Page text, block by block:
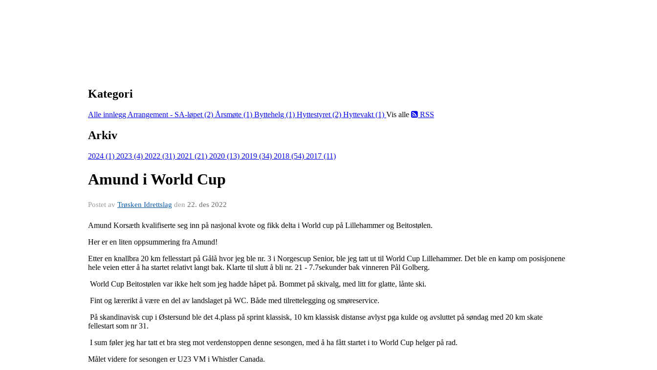
Kategori
Alle innlegg Arrangement - SA-løpet (2) Årsmøte (1) Byttehelg (1) Hyttestyret (2) Hyttevakt (1) Vis alle RSS
Arkiv
2024 (1) 2023 (4) 2022 (31) 2021 (21) 2020 (13) 2019 (34) 2018 (54) 2017 (11)
Amund i World Cup
Postet av Trøsken Idrettslag den 22. des 2022
Amund Korsæth kvalifiserte seg inn på nasjonal kvote og fikk delta i World cup på Lillehammer og Beitostølen.
Her er en liten oppsummering fra Amund!
Etter en knallbra 20 km fellesstart på Gålå hvor jeg ble nr. 3 i Norgescup Senior, ble jeg tatt ut til World Cup Lillehammer. Det ble en kamp om posisjonene
hele veien etter å ha startet relativt langt bak. Klarte til slutt å bli nr. 21 - 7.7sekunder bak vinneren Pål Golberg.
World Cup Beitostølen var ikke helt som jeg hadde håpet på. Bommet på skivalg, med litt for glatte, lånte ski.
Fint og lærerikt å være en del av landslaget på WC. Både med tilrettelegging og smøreservice.
På skandinavisk cup i Østersund ble det 4.plass på sprint klassisk, 10 km klassisk distanse avlyst pga kulde og avsluttet på søndag med 20 km skate
fellestart som nr 31.
I sum føler jeg har tatt et bra steg mot verdenstoppen denne sesongen, med å ha fått startet i to World Cup helger på rad.
Målet videre for sesongen er U23 VM i Whistler Canada.